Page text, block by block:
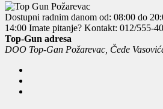
Dostupni radnim danom od: 08:00 do
14:00 Imate pitanje? Kontakt: 012/555-
Top-Gun adresa
DOO Top-Gan Požarevac, Čede